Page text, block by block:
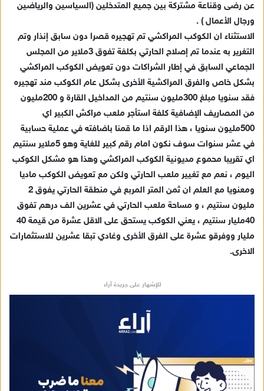
د
إ
ل
ك
ت
و
عن رضى وقناعة مشتركة بين جميع المتدخلين (السياسين والرياضين
ورجال الأعمال ) .
الاستثناء ان الكوكب المراكشي تم تهجيره قصرا دون سابق إنذار وتم
التغرير به عندما تم إصلاح الحارتي بكلفة تفوق 3ملاير من المجلس
الجماعي السابق في إطار الشراكات دون تعويض الكوكب المراكشي
بشكل خاص والفرق المراكشية الأخرى بشكل عام الكوكب مند تهجيره
فقد سنويا مبلغ 300مليون سنتيم من المداخيل القارة و 200مليون
من المصاريف الإضافية كلفة استأجر ملعب مراكش الكبير اي
500مليون سنويا ، هذا الرقم اذا ما قمنا باضافته في عملية حسابية
في عشر سنوات سوف نكون امام رقم كبير للغاية وهو 5ملاير سنتيم
اي تقريبا محموع مديونية الكوكب المراكشي وهذا هو مشكل الكوكب
اليوم ، نعم مع تغيير ملعب الحارتي ولكن مع تعويض الكوكب ماديا
ومعنويا مع العلم ان ثمن المتر المربع في منطقة الحارتي يفوق 2
مليون سنتيم ، و مساحة ملعب الحارتي في عشرين الف درهم تفوق
40مليار سنتيم ، يعني الكوكب يستحق على الاقل عشرة من قيمة 40
مليار ووفرقو عشرة على الفرق الأخرى وغادي تبقا عشرين للاستثمارات
الاخرى.
للإشهار على جريدة آراء